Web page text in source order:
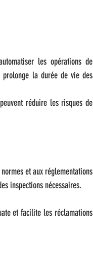
les opérations de
prolonge la durée de vie des
réduire les risques de
et aux réglementations
inspections nécessaires.
et facilite les réclamations